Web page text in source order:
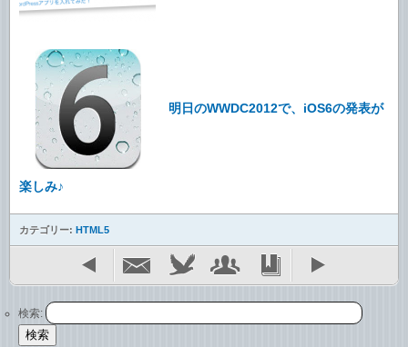
明日のWWDC2012で、iOS6の発表が
楽しみ♪
カテゴリー: HTML5
検索: